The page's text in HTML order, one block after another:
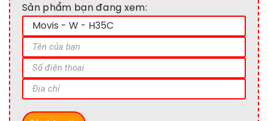
Sản phẩm bạn đang xem: